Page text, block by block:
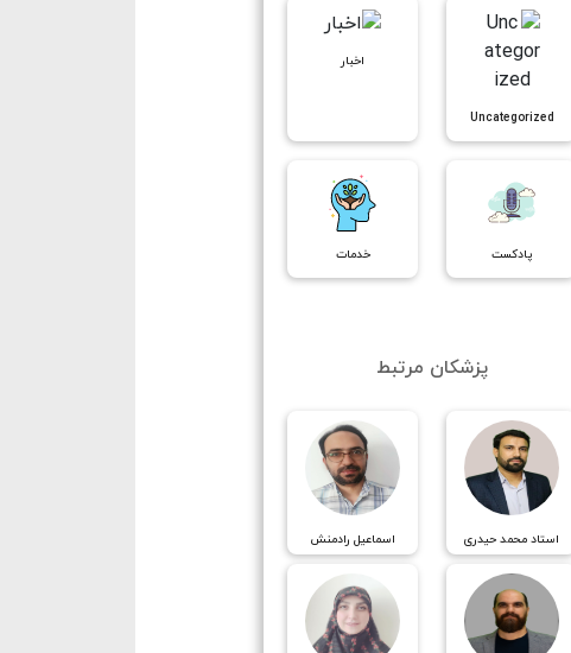
Uncategorized
اخبار
پادکست خدمات
پزشکان مرتبط
استاد محمد حیدری اسماعیل رادمنش